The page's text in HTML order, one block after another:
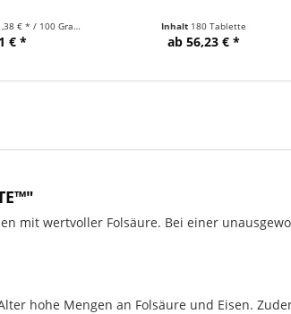
€ * / 100 Gramm)
€ *
Inhalt 180 Tablette
ab 56,23 € *
mit wertvoller Folsäure. Bei einer
hohe Mengen an Folsäure und Eisen.